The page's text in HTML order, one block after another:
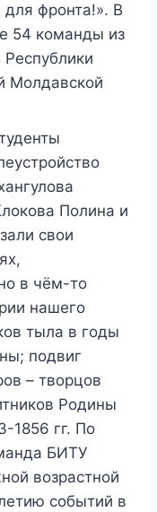
для фронта!». В
54 команды из
Молдавской
Полина и
свои
в чём-то
нашего
тыла в годы
подвиг
– творцов
Родины
1856 гг. По
БИТУ
возрастной
событий в